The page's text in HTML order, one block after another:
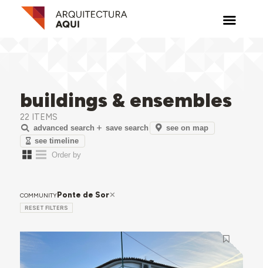
buildings & ensembles
22 ITEMS
advanced search save search
see on map
see timeline
COMMUNITYPonte de Sor
RESET FILTERS